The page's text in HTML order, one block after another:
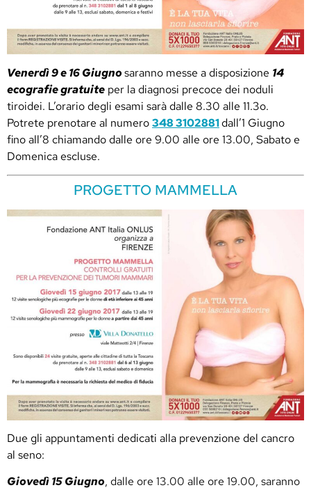
Venerdì 9 e 16 Giugnosaranno messe a disposizione 14
ecografie gratuite per la diagnosi precoce dei noduli
tiroidei. L’orario degli esami sarà dalle 8.30 alle 11.3o.
Potrete prenotare al numero348 3102881dall’1 Giugno
fino all’8 chiamando dalle ore 9.00 alle ore 13.00, Sabato e
Domenica escluse.
PROGETTO MAMMELLA
Due gli appuntamenti dedicati alla prevenzione del cancro
al seno:
Giovedì 15 Giugno, dalle ore 13.00 alle ore 19.00, saranno